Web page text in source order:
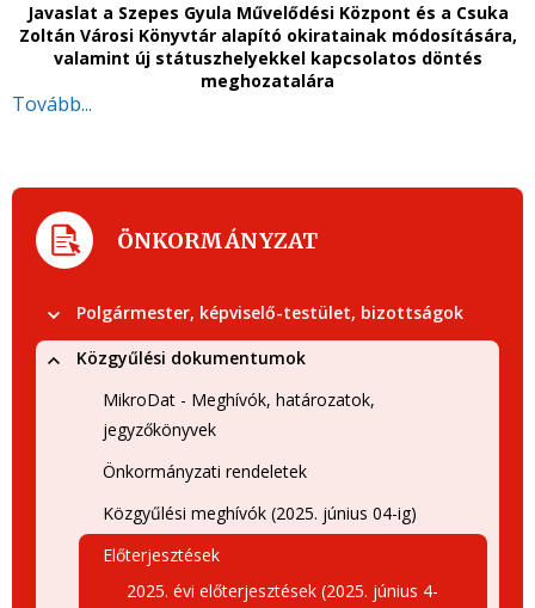
Javaslat a Szepes Gyula Művelődési Központ és a Csuka
Zoltán Városi Könyvtár alapító okiratainak módosítására,
valamint új státuszhelyekkel kapcsolatos döntés
meghozatalára
Tovább...
ÖNKORMÁNYZAT
Polgármester, képviselő-testület, bizottságok
Közgyűlési dokumentumok
MikroDat - Meghívók, határozatok,
jegyzőkönyvek
Önkormányzati rendeletek
Közgyűlési meghívók (2025. június 04-ig)
Előterjesztések
2025. évi előterjesztések (2025. június 4-